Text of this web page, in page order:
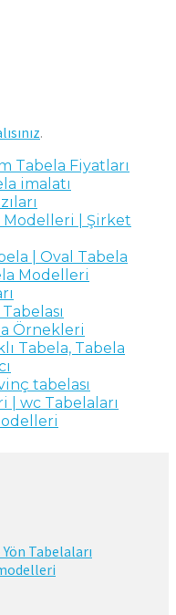
.
Tabela Fiyatları
imalatı
Modelleri | Şirket
| Oval Tabela
Modelleri
Örnekleri
Tabela, Tabela
tabelası
| wc Tabelaları
Tabelaları